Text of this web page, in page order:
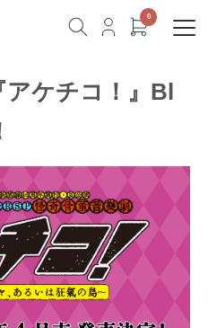
ケチコ！』Bl